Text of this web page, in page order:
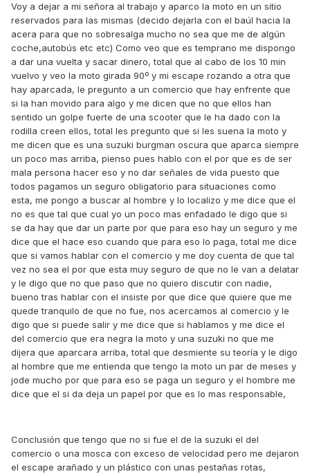
Voy a dejar a mi señora al trabajo y aparco la moto en un sitio
reservados para las mismas (decido dejarla con el baúl hacia la
acera para que no sobresalga mucho no sea que me de algún
coche,autobús etc etc) Como veo que es temprano me dispongo
a dar una vuelta y sacar dinero, total que al cabo de los 10 min
vuelvo y veo la moto girada 90º y mi escape rozando a otra que
hay aparcada, le pregunto a un comercio que hay enfrente que
si la han movido para algo y me dicen que no que ellos han
sentido un golpe fuerte de una scooter que le ha dado con la
rodilla creen ellos, total les pregunto que si les suena la moto y
me dicen que es una suzuki burgman oscura que aparca siempre
un poco mas arriba, pienso pues hablo con el por que es de ser
mala persona hacer eso y no dar señales de vida puesto que
todos pagamos un seguro obligatorio para situaciones como
esta, me pongo a buscar al hombre y lo localizo y me dice que el
no es que tal que cual yo un poco mas enfadado le digo que si
se da hay que dar un parte por que para eso hay un seguro y me
dice que el hace eso cuando que para eso lo paga, total me dice
que si vamos hablar con el comercio y me doy cuenta de que tal
vez no sea el por que esta muy seguro de que no le van a delatar
y le digo que no que paso que no quiero discutir con nadie,
bueno tras hablar con el insiste por que dice que quiere que me
quede tranquilo de que no fue, nos acercamos al comercio y le
digo que si puede salir y me dice que si hablamos y me dice el
del comercio que era negra la moto y una suzuki no que me
dijera que aparcara arriba, total que desmiente su teoría y le digo
al hombre que me entienda que tengo la moto un par de meses y
jode mucho por que para eso se paga un seguro y el hombre me
dice que el si da deja un papel por que es lo mas responsable,
Conclusión que tengo que no si fue el de la suzuki el del
comercio o una mosca con exceso de velocidad pero me dejaron
el escape arañado y un plástico con unas pestañas rotas,